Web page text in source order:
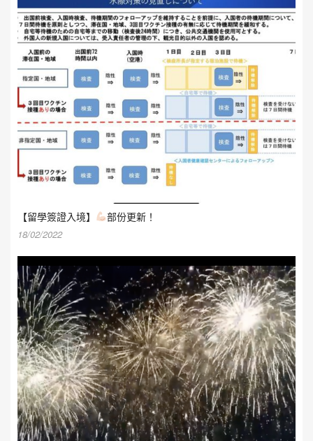
【留學簽證入境】 部份更新！
18/02/2022